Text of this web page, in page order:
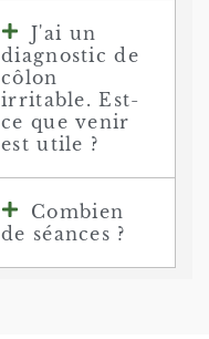
J'ai un
diagnostic de
côlon
irritable. Est-
ce que venir
est utile ?
Combien
de séances ?